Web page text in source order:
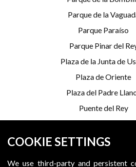
COOKIE SETTINGS
We use third-party and persistent
Parque de la
Parque Paraíso
Parque Pinar del
Plaza de la Junta de
Plaza de Oriente
Plaza del Padre
Puente del Rey
Serrería Belga
*Programming is subject